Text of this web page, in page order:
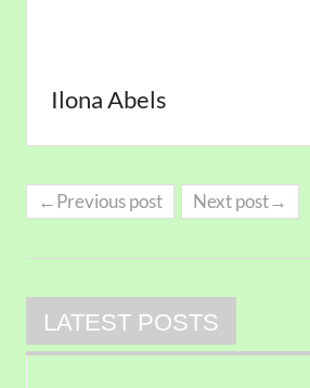
Ilona Abels
←Previous post Next post→
LATEST POSTS